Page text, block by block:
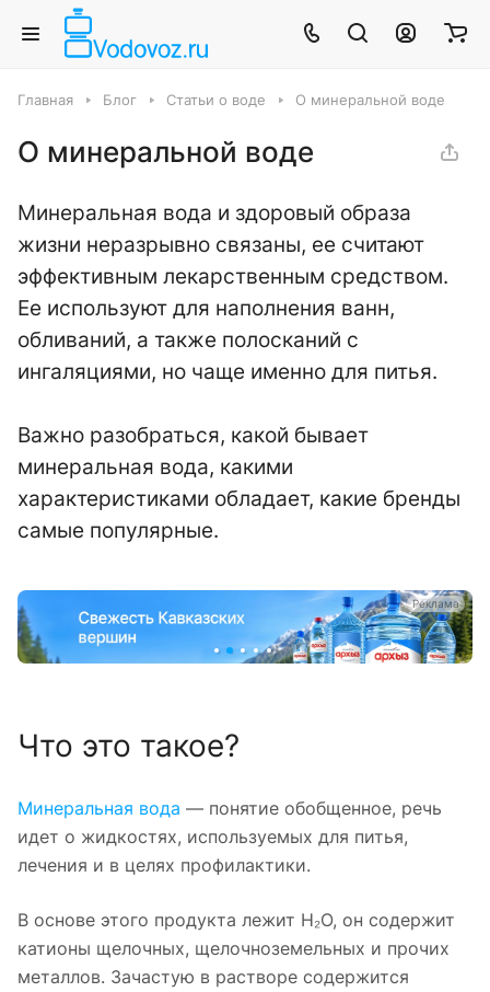
Главная Блог Статьи о воде О минеральной воде
О минеральной воде
Минеральная вода и здоровый образа
жизни неразрывно связаны, ее считают
эффективным лекарственным средством.
Ее используют для наполнения ванн,
обливаний, а также полосканий с
ингаляциями, но чаще именно для питья.
Важно разобраться, какой бывает
минеральная вода, какими
характеристиками обладает, какие бренды
самые популярные.
Реклама
Что это такое?
Минеральная вода — понятие обобщенное, речь
идет о жидкостях, используемых для питья,
лечения и в целях профилактики.
В основе этого продукта лежит H₂O, он содержит
катионы щелочных, щелочноземельных и прочих
металлов. Зачастую в растворе содержится